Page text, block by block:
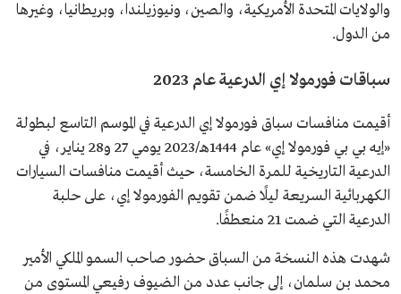
والولايات المتحدة الأمريكية، والصين، ونيوزيلندا، وبريطانيا، وغيرها
من الدول.
سباقات فورمولا إي الدرعية عام 2023
أقيمت منافسات سباق فورمولا إي الدرعية في الموسم التاسع لبطولة
«إيه بي بي فورمولا إي» عام 1444هـ/2023 يومي 27 و28 يناير، في
الدرعية التاريخية للمرة الخامسة، حيث أقيمت منافسات السيارات
الكهربائية السريعة ليلًا ضمن تقويم الفورمولا إي، على حلبة
الدرعية التي ضمت 21 منعطفًا.
شهدت هذه النسخة من السباق حضور صاحب السمو الملكي الأمير
محمد بن سلمان، إلى جانب عدد من الضيوف رفيعي المستوى من